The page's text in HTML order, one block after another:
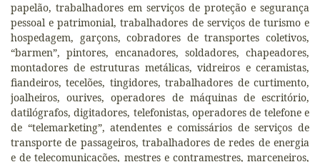
papelão, trabalhadores em serviços de proteção e segurança
pessoal e patrimonial, trabalhadores de serviços de turismo e
hospedagem, garçons, cobradores de transportes coletivos,
“barmen”, pintores, encanadores, soldadores, chapeadores,
montadores de estruturas metálicas, vidreiros e ceramistas,
fiandeiros, tecelões, tingidores, trabalhadores de curtimento,
joalheiros, ourives, operadores de máquinas de escritório,
datilógrafos, digitadores, telefonistas, operadores de telefone e
de “telemarketing”, atendentes e comissários de serviços de
transporte de passageiros, trabalhadores de redes de energia
e de telecomunicações, mestres e contramestres, marceneiros,